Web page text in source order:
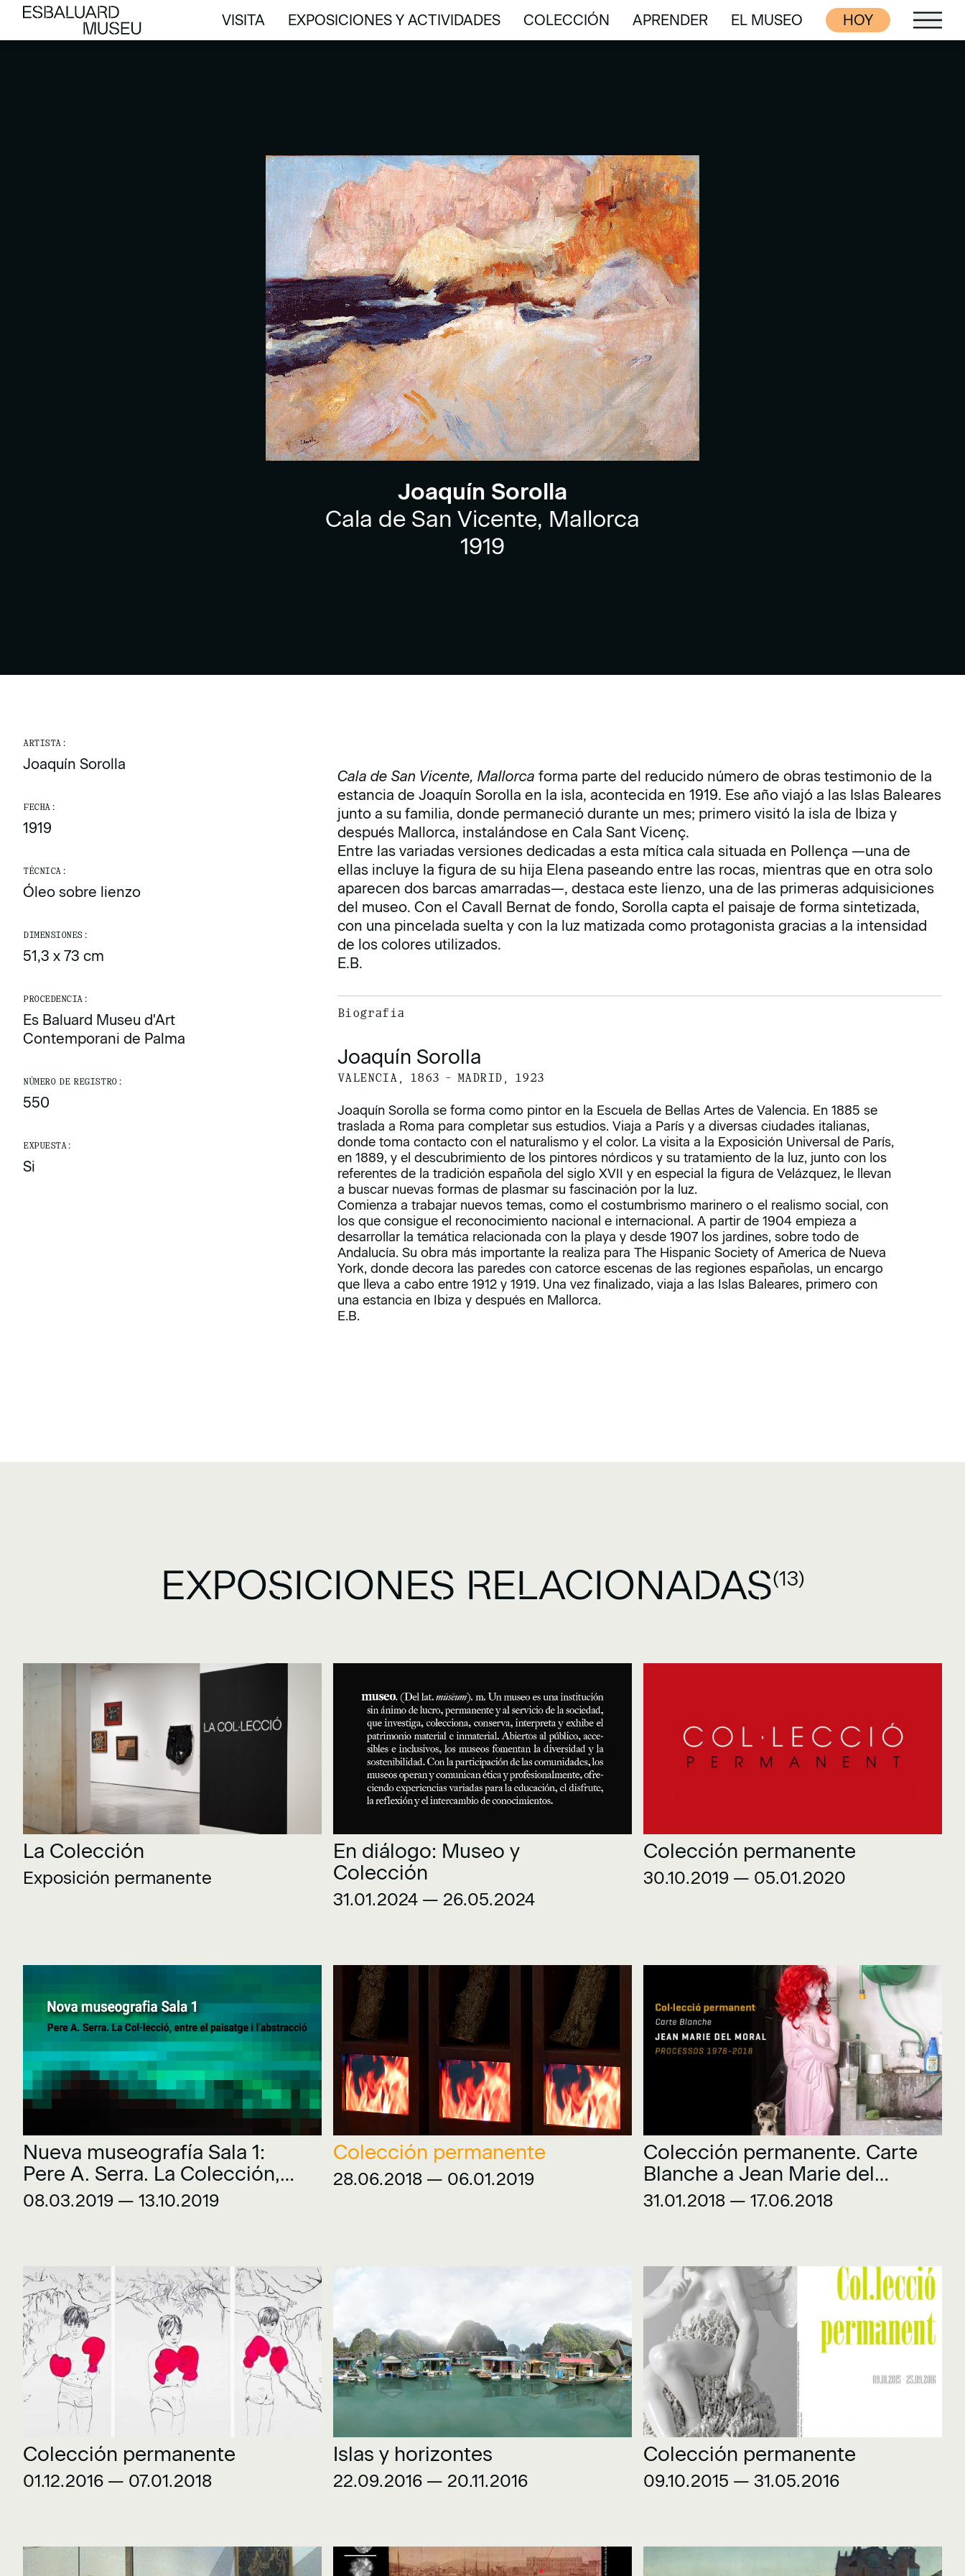
VISITA
VISITA
EXPOSICIONES Y ACTIVIDADES
EXPOSICIONES Y ACTIVIDADES
COLECCIÓN
COLECCIÓN
APRENDER
APRENDER
EL MUSEO
EL MUSEO
HOY
Joaquín Sorolla
Cala de San Vicente, Mallorca
1919
ARTISTA:
Joaquín Sorolla
FECHA:
1919
TÉCNICA:
Óleo sobre lienzo
DIMENSIONES:
51,3 x 73 cm
PROCEDENCIA:
Es Baluard Museu d'Art
Contemporani de Palma
NÚMERO DE REGISTRO:
550
EXPUESTA:
Si
Cala de San Vicente, Mallorcaforma parte del reducido número de obras testimonio de la
estancia de Joaquín Sorolla en la isla, acontecida en 1919. Ese año viajó a las Islas Baleares
junto a su familia, donde permaneció durante un mes; primero visitó la isla de Ibiza y
después Mallorca, instalándose en Cala Sant Vicenç.
Entre las variadas versiones dedicadas a esta mítica cala situada en Pollença —una de
ellas incluye la figura de su hija Elena paseando entre las rocas, mientras que en otra solo
aparecen dos barcas amarradas—, destaca este lienzo, una de las primeras adquisiciones
del museo. Con el Cavall Bernat de fondo, Sorolla capta el paisaje de forma sintetizada,
con una pincelada suelta y con la luz matizada como protagonista gracias a la intensidad
de los colores utilizados.
E.B.
Biografía
Joaquín Sorolla
VALENCIA, 1863 – MADRID, 1923
Joaquín Sorolla se forma como pintor en la Escuela de Bellas Artes de Valencia. En 1885 se
traslada a Roma para completar sus estudios. Viaja a París y a diversas ciudades italianas,
donde toma contacto con el naturalismo y el color. La visita a la Exposición Universal de París,
en 1889, y el descubrimiento de los pintores nórdicos y su tratamiento de la luz, junto con los
referentes de la tradición española del siglo XVII y en especial la figura de Velázquez, le llevan
a buscar nuevas formas de plasmar su fascinación por la luz.
Comienza a trabajar nuevos temas, como el costumbrismo marinero o el realismo social, con
los que consigue el reconocimiento nacional e internacional. A partir de 1904 empieza a
desarrollar la temática relacionada con la playa y desde 1907 los jardines, sobre todo de
Andalucía. Su obra más importante la realiza para The Hispanic Society of America de Nueva
York, donde decora las paredes con catorce escenas de las regiones españolas, un encargo
que lleva a cabo entre 1912 y 1919. Una vez finalizado, viaja a las Islas Baleares, primero con
una estancia en Ibiza y después en Mallorca.
E.B.
EXPOSICIONES RELACIONADAS(13)
La Colección
Exposición permanente
En diálogo: Museo y
Colección
31.01.2024 — 26.05.2024
Colección permanente
30.10.2019 — 05.01.2020
Nueva museografía Sala 1:
Pere A. Serra. La Colección,
entre el paisaje y la
08.03.2019 — 13.10.2019
Colección permanente
28.06.2018 — 06.01.2019
Colección permanente. Carte
Blanche a Jean Marie del
Moral. Procesos 1978-2018
31.01.2018 — 17.06.2018
Colección permanente
01.12.2016 — 07.01.2018
Islas y horizontes
22.09.2016 — 20.11.2016
Colección permanente
09.10.2015 — 31.05.2016